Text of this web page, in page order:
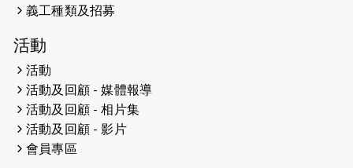
2023-05-29
副隊長 梁翠珊】運動員用熱血同堅
持，喺冰球場上劃出歷史性佳績。
2023-05-29
【東網】殘障家長照顧健全子女遇困
義工種類及招募
活動
活動
活動及回顧 - 媒體報導
活動及回顧 - 相片集
活動及回顧 - 影片
會員專區